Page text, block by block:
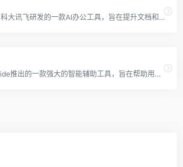
讯飞智文是由科大讯飞研发的一款AI办公工具，旨在提升文档和演示文稿的制作效率。
iSlide AI是iSlide推出的一款强大的智能辅助工具，旨在帮助用户更高效地完成PPT制作。